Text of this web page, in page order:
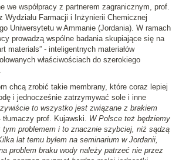
we współpracy z partnerem zagranicznym, prof.
Wydziału Farmacji i Inżynierii Chemicznej
Uniwersytetu w Ammanie (Jordania). W ramach
prowadzą wspólne badania skupiające się na
materials” - inteligentnych materiałów
właściwościach do szerokiego
chcą zrobić takie membrany, które coraz lepiej
i jednocześnie zatrzymywać sole i inne
to wszystko jest związane z brakiem
tłumaczy prof. Kujawski. W Polsce też będziemy
problemem i to znacznie szybciej, niż sądzą
lat temu byłem na seminarium w Jordanii,
problem braku wody należy patrzeć nie przez